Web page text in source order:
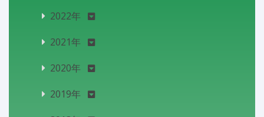
2022年
2021年
2020年
2019年